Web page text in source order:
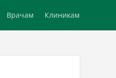
Врачам Клиникам